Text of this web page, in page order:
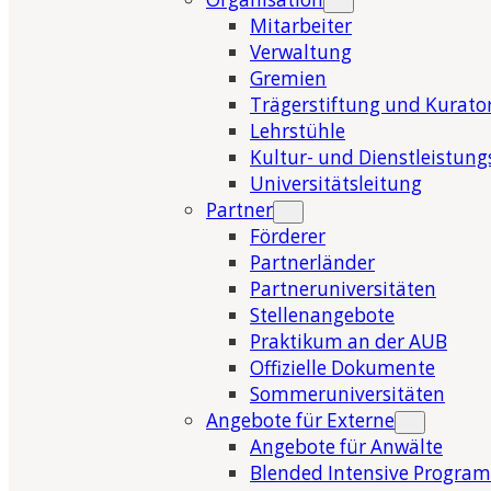
Mitarbeiter
Verwaltung
Gremien
Trägerstiftung und
Lehrstühle
Kultur- und
Universitätsleitung
Partner
Förderer
Partnerländer
Partneruniversitäten
Stellenangebote
Praktikum an der AUB
Offizielle Dokumente
Sommeruniversitäten
Angebote für Externe
Angebote für Anwälte
Blended Intensive Program